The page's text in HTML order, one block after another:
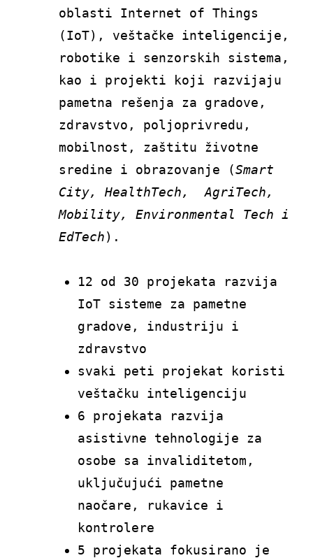
oblasti Internet of Things
(IoT), veštačke inteligencije,
robotike i senzorskih sistema,
kao i projekti koji razvijaju
pametna rešenja za gradove,
zdravstvo, poljoprivredu,
mobilnost, zaštitu životne
sredine i obrazovanje (Smart
City, HealthTech, AgriTech,
Mobility, Environmental Tech i
EdTech).
12 od 30 projekata razvija
IoT sisteme za pametne
gradove, industriju i
zdravstvo
svaki peti projekat koristi
veštačku inteligenciju
6 projekata razvija
asistivne tehnologije za
osobe sa invaliditetom,
uključujući pametne
naočare, rukavice i
kontrolere
5 projekata fokusirano je